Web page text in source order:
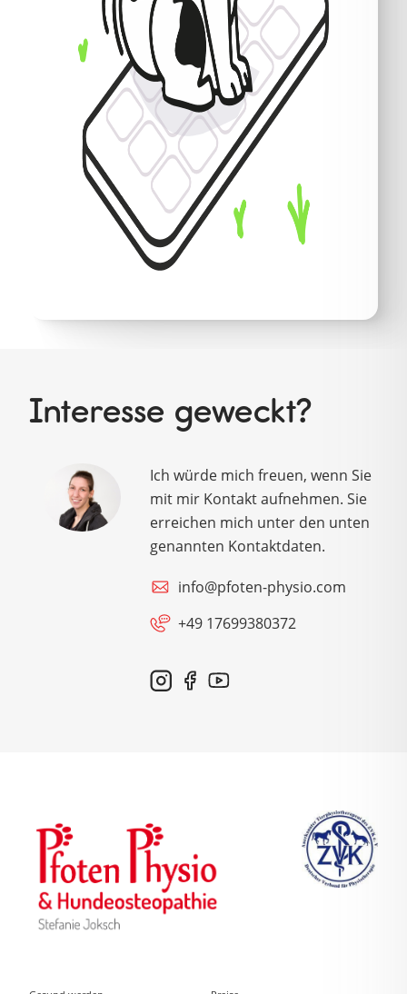
Interesse geweckt?
Ich würde mich freuen, wenn Sie
mit mir Kontakt aufnehmen. Sie
erreichen mich unter den unten
genannten Kontaktdaten.
info@pfoten-physio.com
+49 17699380372